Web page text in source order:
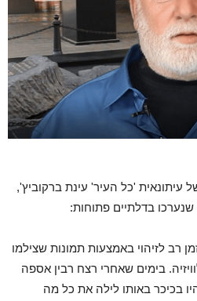
עיתונאית 'כל העיר' עינת ברקוביץ',
שנערכו בדלתיים פתוחות:
רב לזיהוי באמצעות תמונות שצילמו
בימים שאחרי רצח רבין אספה
בכיכר באותו לילה את כל מה